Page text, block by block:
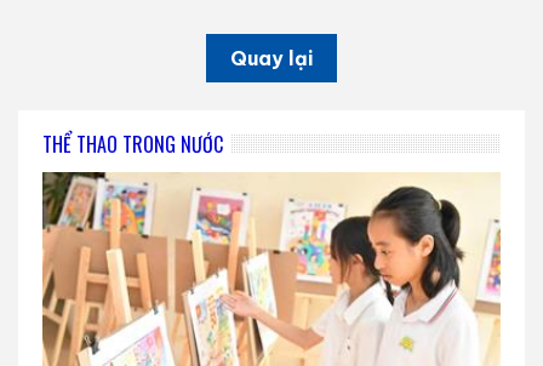
Quay lại
THỂ THAO TRONG NƯỚC